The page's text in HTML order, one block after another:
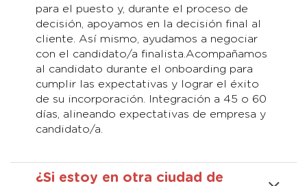
para el puesto y, durante el proceso de
decisión, apoyamos en la decisión final al
cliente. Así mismo, ayudamos a negociar
con el candidato/a finalista.Acompañamos
al candidato durante el onboarding para
cumplir las expectativas y lograr el éxito
de su incorporación. Integración a 45 o 60
días, alineando expectativas de empresa y
candidato/a.
¿Si estoy en otra ciudad de